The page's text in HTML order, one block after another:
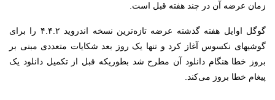
زمان عرضه آن در چند هفته قبل است.
گوگل اوایل هفته گذشته عرضه تازه‌ترین نسخه اندروید ۴.۴.۲ را برای
گوشیهای نکسوس آغاز کرد و تنها یک روز بعد شکایات متعددی مبنی بر
بروز خطا هنگام دانلود آن مطرح شد بطوریکه قبل از تکمیل دانلود یک
پیغام خطا بروز می‌کند.